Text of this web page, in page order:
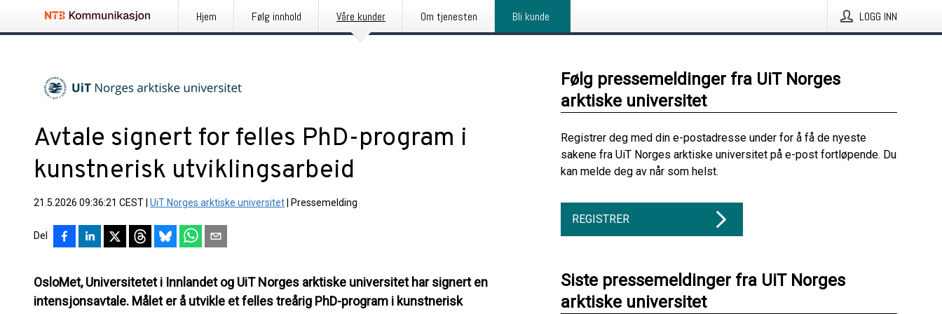
Hjem Følg innhold Våre kunder Om tjenesten Bli kunde LOGG INN
Avtale signert for felles PhD-program i
kunstnerisk utviklingsarbeid
21.5.2026 09:36:21 CEST UiT Norges arktiske universitet Pressemelding
Del
OsloMet, Universitetet i Innlandet og UiT Norges arktiske universitet har signert en
intensjonsavtale. Målet er å utvikle et felles treårig PhD-program i kunstnerisk
Følg pressemeldinger fra UiT Norges
arktiske universitet
Registrer deg med din e-postadresse under for å få de nyeste
sakene fra UiT Norges arktiske universitet på e-post fortløpende. Du
kan melde deg av når som helst.
REGISTRER
Siste pressemeldinger fra UiT Norges
arktiske universitet